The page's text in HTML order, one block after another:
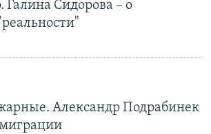
Сидорова – о
Александр Подрабинек